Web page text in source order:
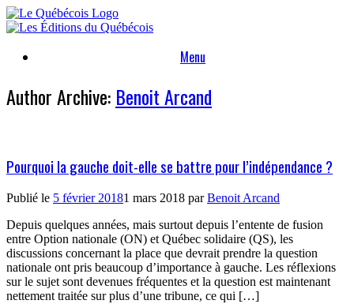
Skip
to
Menu
Author Archive: Benoit Arcand
Pourquoi la gauche doit-elle se battre pour l’indépendance ?
Publié le 5 février 20181 mars 2018 parBenoit Arcand
Depuis quelques années, mais surtout depuis l’entente de fusion
entre Option nationale (ON) et Québec solidaire (QS), les
discussions concernant la place que devrait prendre la question
nationale ont pris beaucoup d’importance à gauche. Les réflexions
sur le sujet sont devenues fréquentes et la question est maintenant
nettement traitée sur plus d’une tribune, ce qui […]